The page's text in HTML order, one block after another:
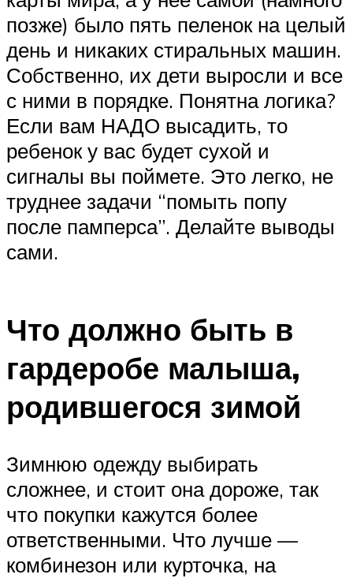
позже) было пять пеленок на целый
день и никаких стиральных машин.
Собственно, их дети выросли и все
с ними в порядке. Понятна логика?
Если вам НАДО высадить, то
ребенок у вас будет сухой и
сигналы вы поймете. Это легко, не
труднее задачи “помыть попу
после памперса”. Делайте выводы
сами.
Что должно быть в
гардеробе малыша,
родившегося зимой
Зимнюю одежду выбирать
сложнее, и стоит она дороже, так
что покупки кажутся более
ответственными. Что лучше —
комбинезон или курточка, на